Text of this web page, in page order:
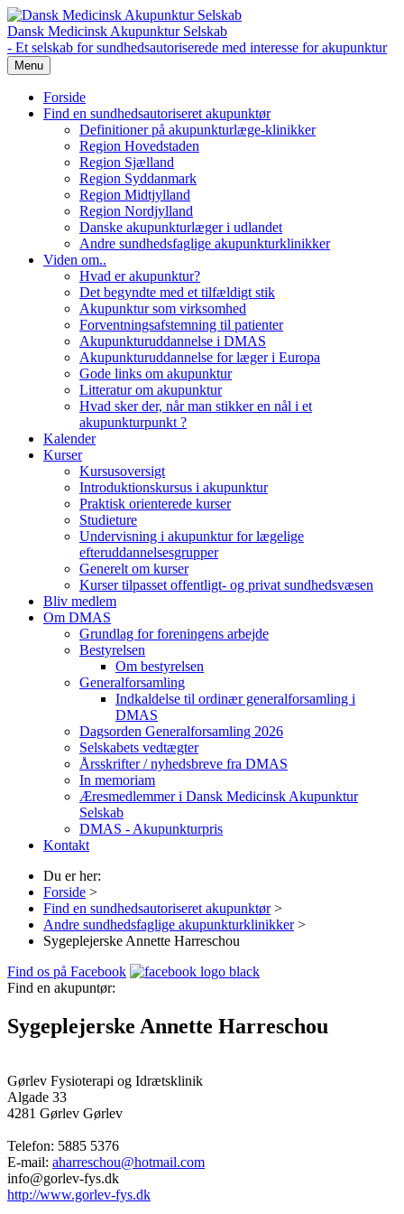
Dansk Medicinsk Akupunktur Selskab
- Et selskab for sundhedsautoriserede med interesse for akupunktur
Menu
Forside
Find en sundhedsautoriseret akupunktør
Definitioner på akupunkturlæge-klinikker
Region Hovedstaden
Region Sjælland
Region Syddanmark
Region Midtjylland
Region Nordjylland
Danske akupunkturlæger i udlandet
Andre sundhedsfaglige akupunkturklinikker
Viden om..
Hvad er akupunktur?
Det begyndte med et tilfældigt stik
Akupunktur som virksomhed
Forventningsafstemning til patienter
Akupunkturuddannelse i DMAS
Akupunkturuddannelse for læger i Europa
Gode links om akupunktur
Litteratur om akupunktur
Hvad sker der, når man stikker en nål i et
akupunkturpunkt ?
Kalender
Kurser
Kursusoversigt
Introduktionskursus i akupunktur
Praktisk orienterede kurser
Studieture
Undervisning i akupunktur for lægelige
efteruddannelsesgrupper
Generelt om kurser
Kurser tilpasset offentligt- og privat sundhedsvæsen
Bliv medlem
Om DMAS
Grundlag for foreningens arbejde
Bestyrelsen
Om bestyrelsen
Generalforsamling
Indkaldelse til ordinær generalforsamling i
DMAS
Dagsorden Generalforsamling 2026
Selskabets vedtægter
Årsskrifter / nyhedsbreve fra DMAS
In memoriam
Æresmedlemmer i Dansk Medicinsk Akupunktur
Selskab
DMAS - Akupunkturpris
Kontakt
Du er her:
Forside >
Find en sundhedsautoriseret akupunktør >
Andre sundhedsfaglige akupunkturklinikker >
Sygeplejerske Annette Harreschou
Find os på Facebook
Find en akupuntør:
Sygeplejerske Annette Harreschou
Gørlev Fysioterapi og Idrætsklinik
Algade 33
4281 Gørlev Gørlev
Telefon: 5885 5376
E-mail: aharreschou@hotmail.com
info@gorlev-fys.dk
http://www.gorlev-fys.dk